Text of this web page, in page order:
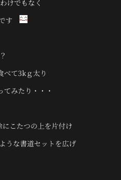
けでもなく
す
べて3kｇ太り
みたり・・・
こたつの上を片付け
うな書道セットを広げ